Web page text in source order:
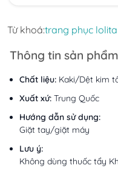
Từ khoá:trang phục lolita
Thông tin sản phẩm
Chất liệu: Kaki/Dệt kim
Xuất xứ: Trung Quốc
Hướng dẫn sử dụng:
Giặt tay/giặt máy
Lưu ý:
Không dùng thuốc tẩy